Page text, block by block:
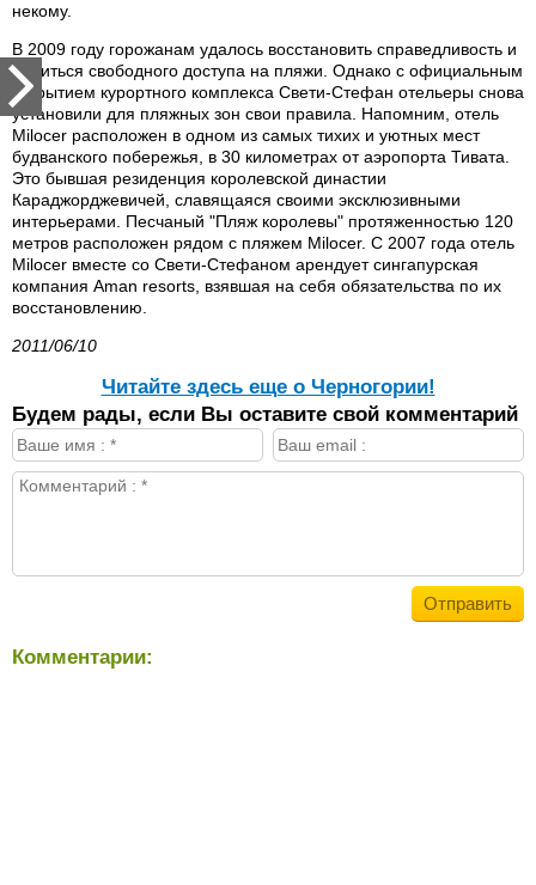
некому.
В 2009 году горожанам удалось восстановить справедливость и
добиться свободного доступа на пляжи. Однако с официальным
открытием курортного комплекса Свети-Стефан отельеры снова
установили для пляжных зон свои правила. Напомним, отель
Milocer расположен в одном из самых тихих и уютных мест
будванского побережья, в 30 километрах от аэропорта Тивата.
Это бывшая резиденция королевской династии
Караджорджевичей, славящаяся своими эксклюзивными
интерьерами. Песчаный "Пляж королевы" протяженностью 120
метров расположен рядом с пляжем Milocer. С 2007 года отель
Milocer вместе со Свети-Стефаном арендует сингапурская
компания Aman resorts, взявшая на себя обязательства по их
восстановлению.
2011/06/10
Читайте здесь еще о Черногории!
Будем рады, если Вы оставите свой комментарий
Комментарии: